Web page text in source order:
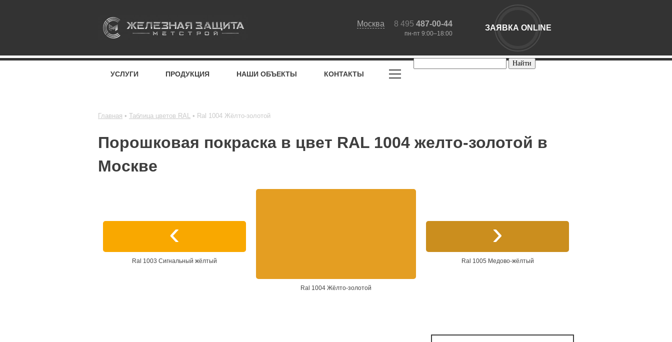
Москва 8 495 487-00-44
пн-пт 9:00–18:00
ЗАЯВКА ONLINE
УСЛУГИ ПРОДУКЦИЯ НАШИ ОБЪЕКТЫ КОНТАКТЫ
Главная Таблица цветов RAL Ral 1004 Жёлто-золотой
Порошковая покраска в цвет RAL 1004 желто-золотой в
Москве
Ral 1003 Сигнальный жёлтый
Ral 1004 Жёлто-золотой
Ral 1005 Медово-жёлтый